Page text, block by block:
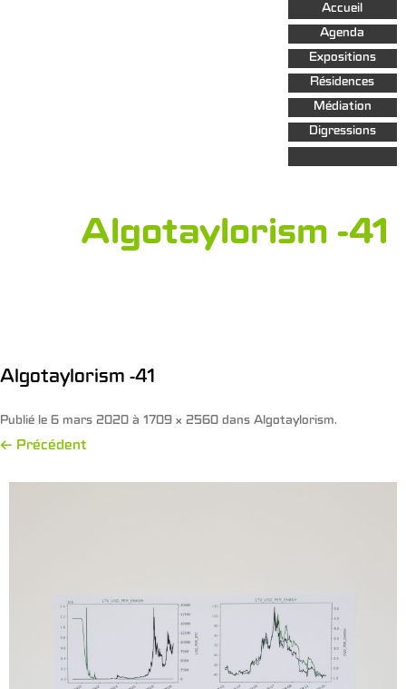
Aller au
contenu
principal
Accueil
Agenda
Expositions
Résidences
Médiation
Digressions
Algotaylorism -41
Algotaylorism -41
Publié le 6 mars 2020 à 1709 × 2560 dans Algotaylorism.
← Précédent